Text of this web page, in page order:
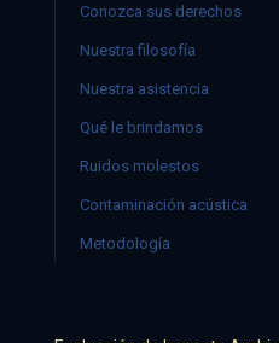
Conozca sus derechos
Nuestra filosofía
Nuestra asistencia
Qué le brindamos
Ruidos molestos
Contaminación acústica
Metodología